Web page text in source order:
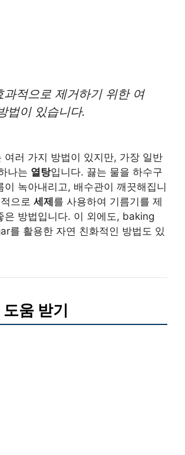
과적으로 제거하기 위한 여
법이 있습니다.
여러 가지 방법이 있지만, 가장 일반
나는 열탕입니다. 끓는 물을 하수구
이 녹아내리고, 배수관이 깨끗해집니
으로 세제 를 사용하여 기름기를 제
은 방법입니다. 이 외에도, baking
를 활용한 자연 친화적인 방법도 있
움 받기